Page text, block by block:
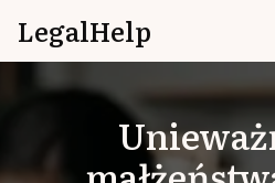
LegalHelp